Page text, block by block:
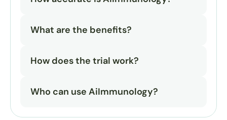
What are the benefits?
How does the trial work?
Who can use AiImmunology?